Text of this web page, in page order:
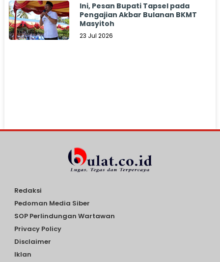
Ini, Pesan Bupati Tapsel pada
Pengajian Akbar Bulanan BKMT
Masyitoh
23 Jul 2026
Redaksi
Pedoman Media Siber
SOP Perlindungan Wartawan
Privacy Policy
Disclaimer
Iklan